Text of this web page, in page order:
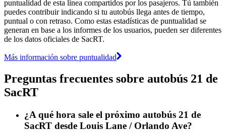
puntualidad de esta línea compartidos por los pasajeros. Tú también
puedes contribuir indicando si tu autobús llega antes de tiempo,
puntual o con retraso. Como estas estadísticas de puntualidad se
generan en base a los informes de los usuarios, pueden ser diferentes
de los datos oficiales de SacRT.
Más información sobre puntualidad
Preguntas frecuentes sobre autobús 21 de
SacRT
¿A qué hora sale el próximo autobús 21 de
SacRT desde Louis Lane / Orlando Ave?